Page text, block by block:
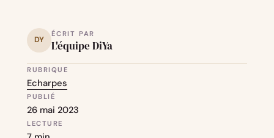
DY
ÉCRIT PAR
L'équipe DiYa
RUBRIQUE
Echarpes
PUBLIÉ
26 mai 2023
LECTURE